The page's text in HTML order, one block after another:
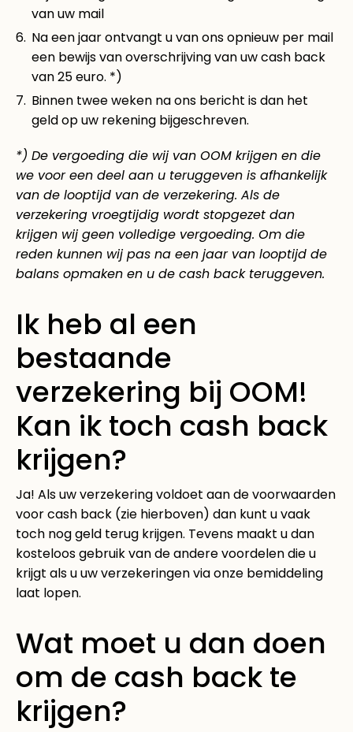
van uw mail
Na een jaar ontvangt u van ons opnieuw per mail
een bewijs van overschrijving van uw cash back
van 25 euro. *)
Binnen twee weken na ons bericht is dan het
geld op uw rekening bijgeschreven.
*) De vergoeding die wij van OOM krijgen en die
we voor een deel aan u teruggeven is afhankelijk
van de looptijd van de verzekering. Als de
verzekering vroegtijdig wordt stopgezet dan
krijgen wij geen volledige vergoeding. Om die
reden kunnen wij pas na een jaar van looptijd de
balans opmaken en u de cash back teruggeven.
Ik heb al een
bestaande
verzekering bij OOM!
Kan ik toch cash back
krijgen?
Ja! Als uw verzekering voldoet aan de voorwaarden
voor cash back (zie hierboven) dan kunt u vaak
toch nog geld terug krijgen. Tevens maakt u dan
kosteloos gebruik van de andere voordelen die u
krijgt als u uw verzekeringen via onze bemiddeling
laat lopen.
Wat moet u dan doen
om de cash back te
krijgen?